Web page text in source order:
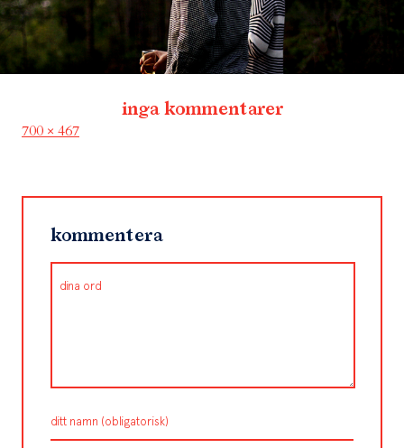
inga kommentarer
Full
700 × 467
kommentera